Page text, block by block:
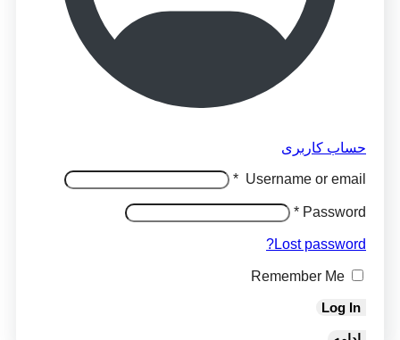
حساب کاربری
Username or email
*
Password
*
Lost password?
Remember Me
Log In